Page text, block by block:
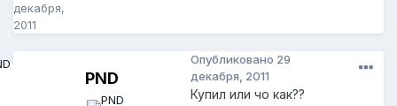
декабря,
2011
PND
Опубликовано 29
декабря, 2011
Купил или чо как??